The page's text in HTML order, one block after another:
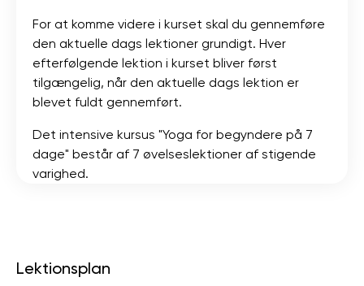
For at komme videre i kurset skal du gennemføre
den aktuelle dags lektioner grundigt. Hver
efterfølgende lektion i kurset bliver først
tilgængelig, når den aktuelle dags lektion er
blevet fuldt gennemført.
Det intensive kursus "Yoga for begyndere på 7
dage" består af 7 øvelseslektioner af stigende
varighed.
Lektionsplan